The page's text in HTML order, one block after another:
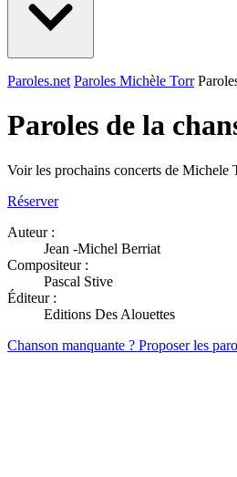
Paroles.net Paroles Michèle Torr
Paroles de la
Voir les prochains concerts de Michele
Réserver
Auteur :
Jean -Michel Berriat
Compositeur :
Pascal Stive
Éditeur :
Editions Des Alouettes
Chanson manquante ? Proposer les